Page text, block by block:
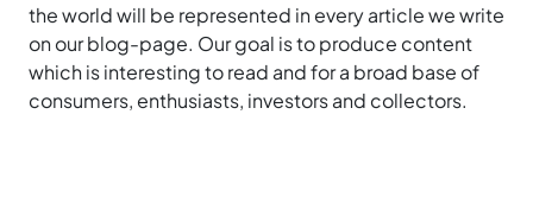
the world will be represented in every article we write
on our blog-page. Our goal is to produce content
which is interesting to read and for a broad base of
consumers, enthusiasts, investors and collectors.